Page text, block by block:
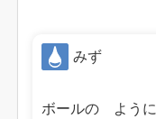
みず
ボールの よう